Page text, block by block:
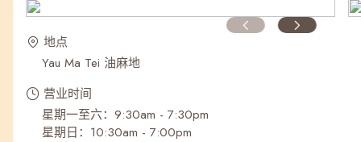
最近搜寻纪录
地点
Yau Ma Tei 油麻地
营业时间
星期一至六：9:30am - 7:30pm
星期日：10:30am - 7:00pm